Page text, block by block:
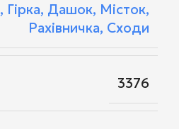
, Гірка, Дашок, Місток,
Рахівничка, Сходи
3376